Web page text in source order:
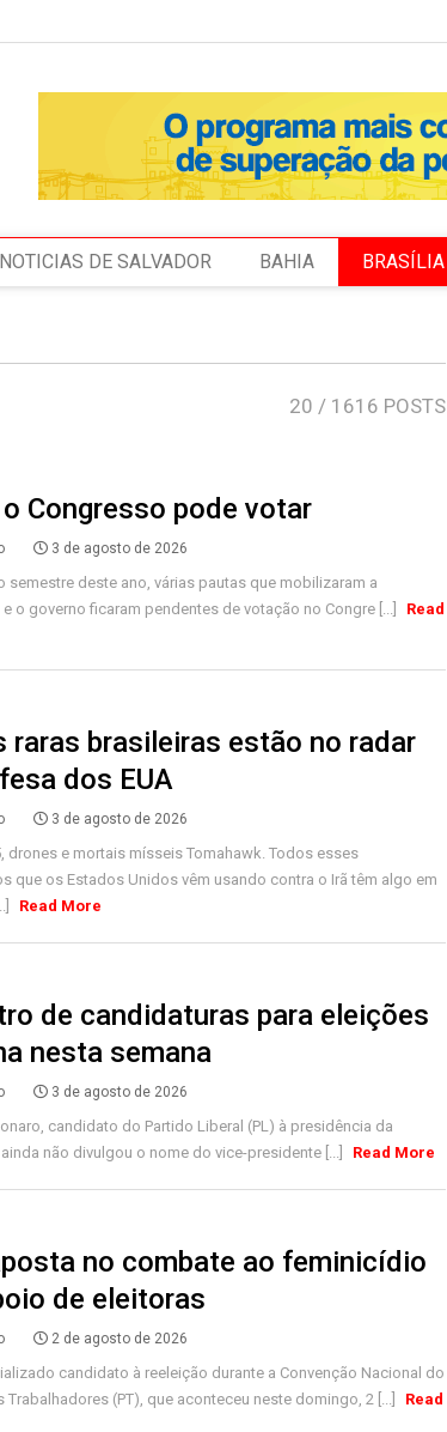
NOTICIAS DE SALVADOR BAHIA BRASÍLIA
20 / 1616 POSTS
Congresso pode votar
3 de agosto de 2026
semestre deste ano, várias pautas que mobilizaram a
o governo ficaram pendentes de votação no Congre [...]
Read
raras brasileiras estão no radar
dos EUA
3 de agosto de 2026
drones e mortais mísseis Tomahawk. Todos esses
que os Estados Unidos vêm usando contra o Irã têm algo em
Read More
de candidaturas para eleições
nesta semana
3 de agosto de 2026
candidato do Partido Liberal (PL) à presidência da
não divulgou o nome do vice-presidente [...]
Read More
no combate ao feminicídio
de eleitoras
2 de agosto de 2026
candidato à reeleição durante a Convenção Nacional do
Trabalhadores (PT), que aconteceu neste domingo, 2 [...]
Read